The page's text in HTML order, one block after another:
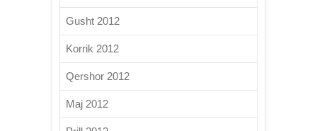
Gusht 2012
Korrik 2012
Qershor 2012
Maj 2012